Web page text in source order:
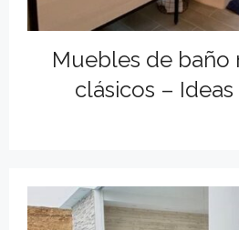
Muebles de baño
clásicos – Ideas